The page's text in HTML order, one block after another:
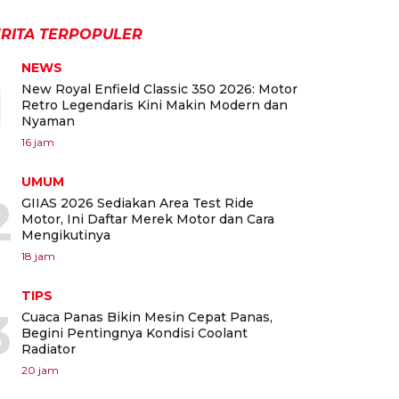
TERPOPULER
NEWS
New Royal Enfield Classic 350 2026: Motor
Retro Legendaris Kini Makin Modern dan
Nyaman
16 jam
UMUM
GIIAS 2026 Sediakan Area Test Ride
Motor, Ini Daftar Merek Motor dan Cara
Mengikutinya
18 jam
TIPS
Cuaca Panas Bikin Mesin Cepat Panas,
Begini Pentingnya Kondisi Coolant
Radiator
20 jam